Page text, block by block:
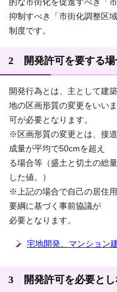
的な市街化を促進すべき「
抑制すべき「市街化調整区
制度です。
2 開発許可を要する場
開発行為とは、主として建
地の区画形質の変更をいい
可が必要となります。
※区画形質の変更とは、接
成量が平均で50cmを超え
る場合等（盛土と切土の総
した値。）
※上記の場合で自己の居住
要綱に基づく事前協議が
必要となります。
宅地開発、マンション
3 開発許可を必要とし